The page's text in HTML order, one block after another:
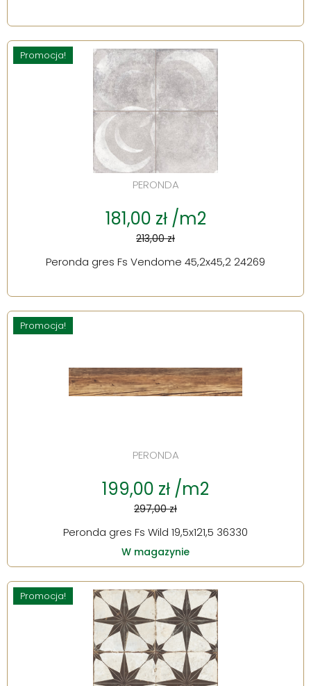
Promocja!
PERONDA
181,00 zł /m2
213,00 zł
Peronda gres Fs Vendome 45,2x45,2 24269
Promocja!
PERONDA
199,00 zł /m2
297,00 zł
Peronda gres Fs Wild 19,5x121,5 36330
W magazynie
Promocja!